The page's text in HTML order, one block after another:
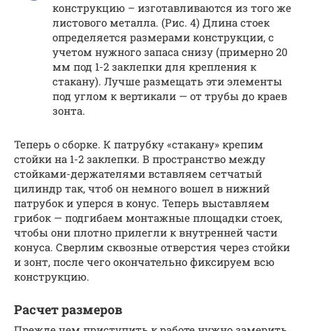
конструкцию – изготавливаются из того же
листового металла. (Рис. 4) Длина стоек
определяется размерами конструкции, с
учетом нужного запаса снизу (примерно 20
мм под 1-2 заклепки для крепления к
стакану). Лучше размещать эти элементы
под углом к вертикали — от трубы до краев
зонта.
Теперь о сборке. К патрубку «стакану» крепим
стойки на 1-2 заклепки. В пространство между
стойками-держателями вставляем сетчатый
цилиндр так, чтоб он немного вошел в нижний
патрубок и уперся в конус. Теперь выставляем
грибок — подгибаем монтажные площадки стоек,
чтобы они плотно прилегли к внутренней части
конуса. Сверлим сквозные отверстия через стойки
и зонт, после чего окончательно фиксируем всю
конструкцию.
Расчет размеров